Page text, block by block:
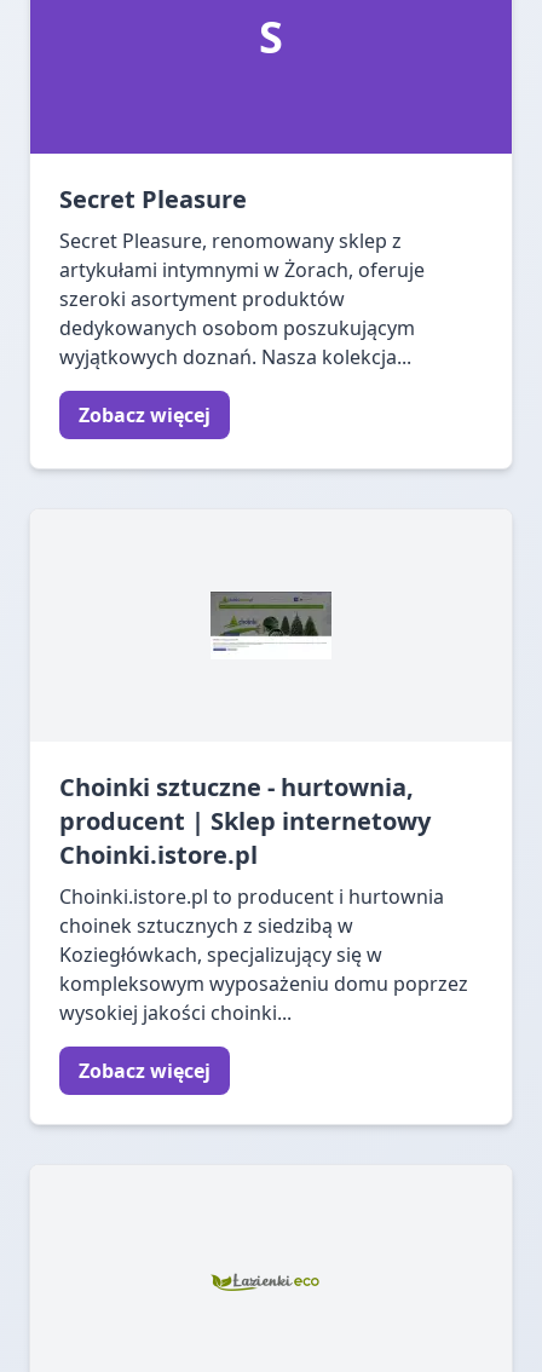
S
Secret Pleasure
Secret Pleasure, renomowany sklep z
artykułami intymnymi w Żorach, oferuje
szeroki asortyment produktów
dedykowanych osobom poszukującym
wyjątkowych doznań. Nasza kolekcja...
Zobacz więcej
Choinki sztuczne - hurtownia,
producent | Sklep internetowy
Choinki.istore.pl
Choinki.istore.pl to producent i hurtownia
choinek sztucznych z siedzibą w
Koziegłówkach, specjalizujący się w
kompleksowym wyposażeniu domu poprzez
wysokiej jakości choinki...
Zobacz więcej